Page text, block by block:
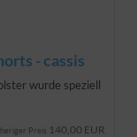
- cassis
wurde speziell
Preis 140,00 EUR